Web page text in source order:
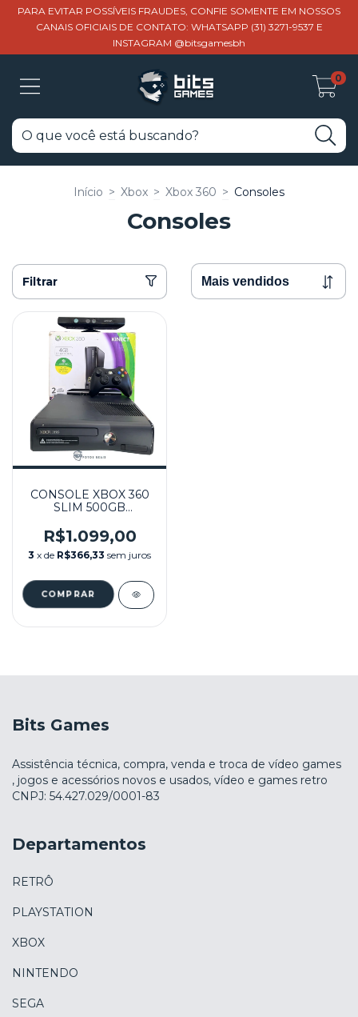
PARA EVITAR POSSÍVEIS FRAUDES, CONFIE SOMENTE EM NOSSOS
CANAIS OFICIAIS DE CONTATO: WHATSAPP (31) 3271-9537 E
INSTAGRAM @bitsgamesbh
0
Início > Xbox > Xbox 360 > Consoles
Consoles
Filtrar
CONSOLE XBOX 360
SLIM 500GB
RGH (136 JOGOS) NA
CAIXA SEMINOVO -
XBOX 360
R$1.099,00
3 x de R$366,33 sem juros
Bits Games
Assistência técnica, compra, venda e troca de vídeo games
, jogos e acessórios novos e usados, vídeo e games retro
CNPJ: 54.427.029/0001-83
Departamentos
RETRÔ
PLAYSTATION
XBOX
NINTENDO
SEGA